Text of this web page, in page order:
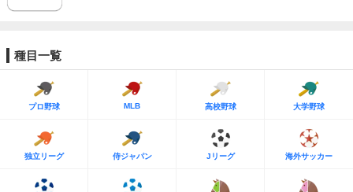
種目一覧
プロ野球 MLB 高校野球 大学野球
独立リーグ 侍ジャパン Jリーグ 海外サッカー